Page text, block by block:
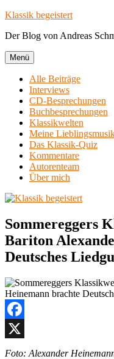
Zum
springen
Klassik begeistert
Der Blog von Andreas
Menü
Alle Beiträge
Interviews
CD-Besprechungen
Buchbesprechungen
Klassikwelten
Meine
Das Klassik-Quiz
Kommentare
Autorenteam
Über mich
Sommereggers
Bariton
Deutsches
Facebook
X
Foto: Alexander